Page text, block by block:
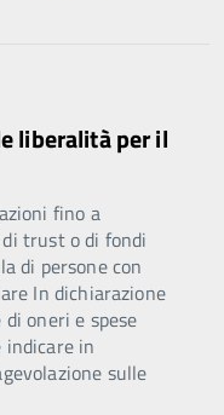
liberalità per il
fino a
trust o di fondi
di persone con
In dichiarazione
oneri e spese
in
sulle